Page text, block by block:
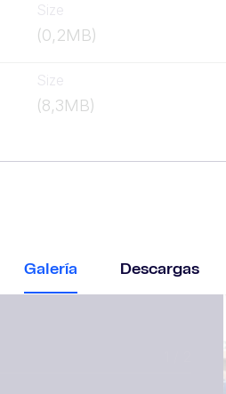
Galería Descargas
Size
(0,2MB)
Size
(8,3MB)